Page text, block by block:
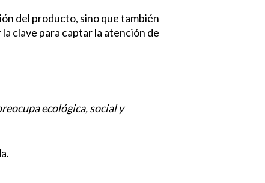
del producto, sino que también
clave para captar la atención de
ecológica, social y